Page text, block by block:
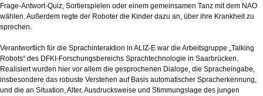
Frage-Antwort-Quiz, Sortierspielen oder einem gemeinsamen Tanz mit dem NAO
wählen. Außerdem regte der Roboter die Kinder dazu an, über ihre Krankheit zu
sprechen.
Verantwortlich für die Sprachinteraktion in ALIZ-E war die Arbeitsgruppe „Talking
Robots“ des DFKI-Forschungsbereichs Sprachtechnologie in Saarbrücken.
Realisiert wurden hier vor allem die gesprochenen Dialoge, die Spracheingabe,
insbesondere das robuste Verstehen auf Basis automatischer Spracherkennung,
und die an Situation, Alter, Ausdrucksweise und Stimmungslage des jungen